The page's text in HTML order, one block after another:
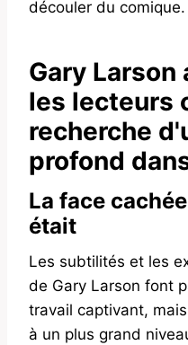
découler du comique.
Gary Larson
les lecteurs
recherche
profond
La face
était
Les subtilités et les
de Gary Larson font
travail captivant,
à un plus grand